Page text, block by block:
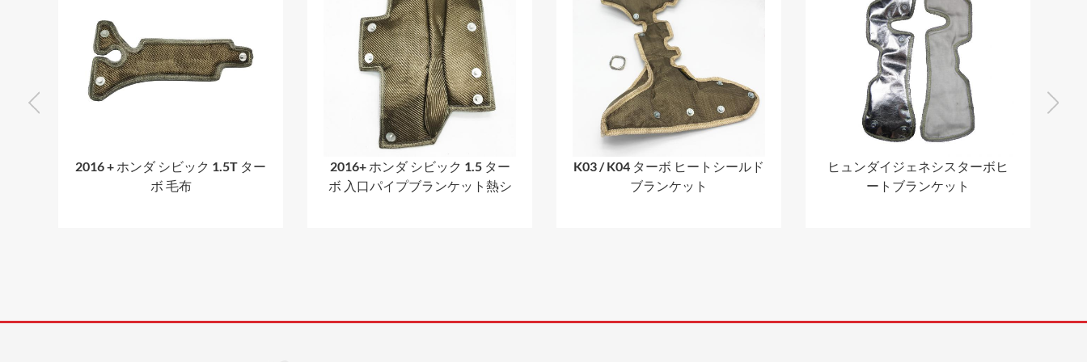
2016 + ホンダ シビック 1.5T ター
ボ 毛布
2016+ ホンダ シビック 1.5 ター
ボ 入口パイプブランケット熱シ
K03 / K04 ターボ ヒートシールド
ブランケット
ヒュンダイジェネシスターボヒ
ートブランケット